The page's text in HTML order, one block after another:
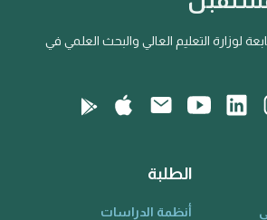
لوزارة التعليم العالي والبحث العلمي في
الطلبة
أنظمة الدراسات